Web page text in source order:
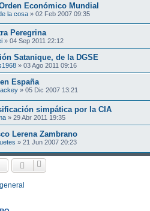
Económico Mundial
la cosa » 02 Feb 2007 09:35
Peregrina
» 04 Sep 2011 22:12
Satanique, de la DGSE
» 03 Ago 2011 09:16
España
» 05 Dic 2007 13:21
simpática por la CIA
» 29 Abr 2011 19:35
Lerena Zambrano
» 21 Jun 2007 20:23